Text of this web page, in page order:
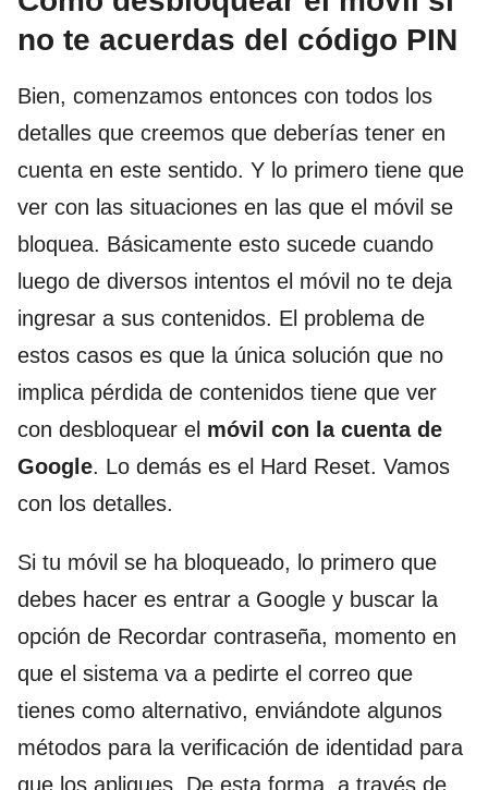
no te acuerdas del código PIN
Bien, comenzamos entonces con todos los
detalles que creemos que deberías tener en
cuenta en este sentido. Y lo primero tiene que
ver con las situaciones en las que el móvil se
bloquea. Básicamente esto sucede cuando
luego de diversos intentos el móvil no te deja
ingresar a sus contenidos. El problema de
estos casos es que la única solución que no
implica pérdida de contenidos tiene que ver
con desbloquear el móvil con la cuenta de
Google. Lo demás es el Hard Reset. Vamos
con los detalles.
Si tu móvil se ha bloqueado, lo primero que
debes hacer es entrar a Google y buscar la
opción de Recordar contraseña, momento en
que el sistema va a pedirte el correo que
tienes como alternativo, enviándote algunos
métodos para la verificación de identidad para
que los apliques. De esta forma, a través de